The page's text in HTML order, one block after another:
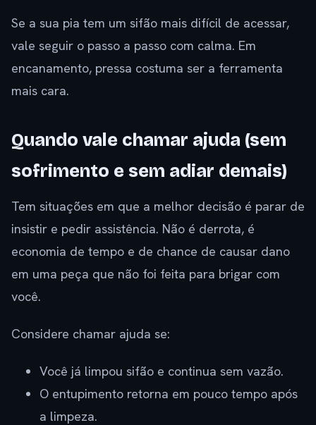
Se a sua pia tem um sifão mais difícil de acessar,
vale seguir o passo a passo com calma. Em
encanamento, pressa costuma ser a ferramenta
mais cara.
Quando vale chamar ajuda (sem
sofrimento e sem adiar demais)
Tem situações em que a melhor decisão é parar de
insistir e pedir assistência. Não é derrota, é
economia de tempo e de chance de causar dano
em uma peça que não foi feita para brigar com
você.
Considere chamar ajuda se:
Você já limpou sifão e continua sem vazão.
O entupimento retorna em pouco tempo após
a limpeza.